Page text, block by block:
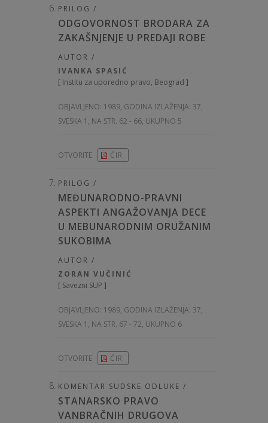
PRILOG /
ODGOVORNOST BRODARA ZA
ZAKAŠNJENJE U PREDAJI ROBE
AUTOR /
IVANKA SPASIĆ
[ Institu za uporedno pravo, Beograd ]
OBJAVLJENO: 1989, GODINA IZLAŽENJA: 37,
SVESKA 1, NA STR. 62 - 66, UKUPNO 5
OTVORITE ĆIR
PRILOG /
MEĐUNARODNO-PRAVNI
ASPEKTI ANGAŽOVANJA DECE
U MEBUNARODNIM ORUŽANIM
SUKOBIMA
AUTOR /
ZORAN VUČINIĆ
[ Savezni SUP ]
OBJAVLJENO: 1989, GODINA IZLAŽENJA: 37,
SVESKA 1, NA STR. 67 - 72, UKUPNO 6
OTVORITE ĆIR
KOMENTAR SUDSKE ODLUKE /
STANARSKO PRAVO
VANBRAČNIH DRUGOVA